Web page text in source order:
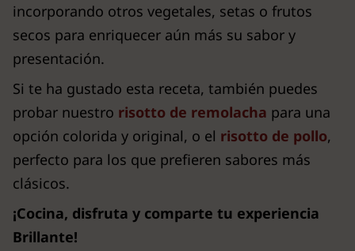
incorporando otros vegetales, setas o frutos
secos para enriquecer aún más su sabor y
presentación.
Si te ha gustado esta receta, también puedes
probar nuestro risotto de remolacha para una
opción colorida y original, o el risotto de pollo,
perfecto para los que prefieren sabores más
clásicos.
¡Cocina, disfruta y comparte tu experiencia
Brillante!